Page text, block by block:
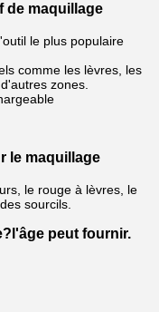
de maquillage
le plus populaire
comme les lèvres, les
zones.
le maquillage
le rouge à lèvres, le
sourcils.
l'âge peut fournir.